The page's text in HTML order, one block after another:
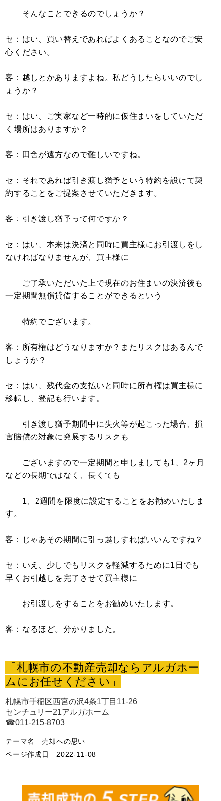
そんなことできるのでしょうか？
セ：はい、買い替えであればよくあることなのでご安
心ください。
客：越しとかありますよね。私どうしたらいいのでし
ょうか？
セ：はい、ご実家など一時的に仮住まいをしていただ
く場所はありますか？
客：田舎が遠方なので難しいですね。
セ：それであれば引き渡し猶予という特約を設けて契
約することをご提案させていただきます。
客：引き渡し猶予って何ですか？
セ：はい、本来は決済と同時に買主様にお引渡しをし
なければなりませんが、買主様に
ご了承いただいた上で現在のお住まいの決済後も
一定期間無償貸借することができるという
特約でございます。
客：所有権はどうなりますか？またリスクはあるんで
しょうか？
セ：はい、残代金の支払いと同時に所有権は買主様に
移転し、登記も行います。
引き渡し猶予期間中に失火等が起こった場合、損
害賠償の対象に発展するリスクも
ございますので一定期間と申しましても1、2ヶ月
などの長期ではなく、長くても
1、2週間を限度に設定することをお勧めいたしま
す。
客：じゃあその期間に引っ越しすればいいんですね？
セ：いえ、少しでもリスクを軽減するために1日でも
早くお引越しを完了させて買主様に
お引渡しをすることをお勧めいたします。
客：なるほど。分かりました。
「札幌市の不動産売却ならアルガホー
ムにお任せください」
札幌市手稲区西宮の沢4条1丁目11-26
センチュリー21アルガホーム
☎011-215-8703
テーマ名 売却への思い
ページ作成日 2022-11-08